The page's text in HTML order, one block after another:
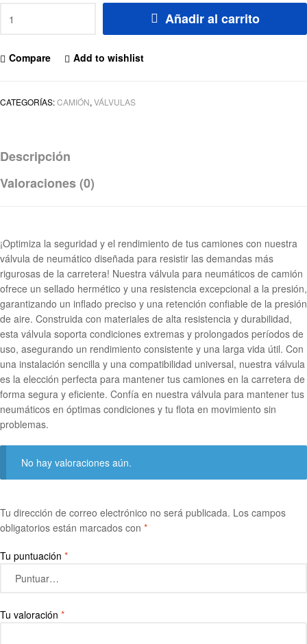
Añadir al carrito
Compare Add to wishlist
CATEGORÍAS:CAMIÓN,VÁLVULAS
Descripción
Valoraciones (0)
¡Optimiza la seguridad y el rendimiento de tus camiones con nuestra
válvula de neumático diseñada para resistir las demandas más
rigurosas de la carretera! Nuestra válvula para neumáticos de camión
ofrece un sellado hermético y una resistencia excepcional a la presión,
garantizando un inflado preciso y una retención confiable de la presión
de aire. Construida con materiales de alta resistencia y durabilidad,
esta válvula soporta condiciones extremas y prolongados períodos de
uso, asegurando un rendimiento consistente y una larga vida útil. Con
una instalación sencilla y una compatibilidad universal, nuestra válvula
es la elección perfecta para mantener tus camiones en la carretera de
forma segura y eficiente. Confía en nuestra válvula para mantener tus
neumáticos en óptimas condiciones y tu flota en movimiento sin
problemas.
No hay valoraciones aún.
Tu dirección de correo electrónico no será publicada. Los campos
obligatorios están marcados con *
Tu puntuación *
Tu valoración *